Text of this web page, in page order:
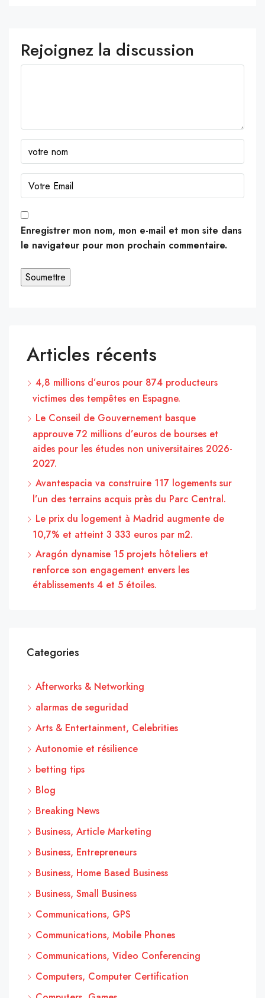
Rejoignez la discussion
Enregistrer mon nom, mon e-mail et mon site dans
le navigateur pour mon prochain commentaire.
Articles récents
4,8 millions d’euros pour 874 producteurs
victimes des tempêtes en Espagne.
Le Conseil de Gouvernement basque
approuve 72 millions d’euros de bourses et
aides pour les études non universitaires 2026-
2027.
Avantespacia va construire 117 logements sur
l’un des terrains acquis près du Parc Central.
Le prix du logement à Madrid augmente de
10,7% et atteint 3 333 euros par m2.
Aragón dynamise 15 projets hôteliers et
renforce son engagement envers les
établissements 4 et 5 étoiles.
Categories
Afterworks & Networking
alarmas de seguridad
Arts & Entertainment, Celebrities
Autonomie et résilience
betting tips
Blog
Breaking News
Business, Article Marketing
Business, Entrepreneurs
Business, Home Based Business
Business, Small Business
Communications, GPS
Communications, Mobile Phones
Communications, Video Conferencing
Computers, Computer Certification